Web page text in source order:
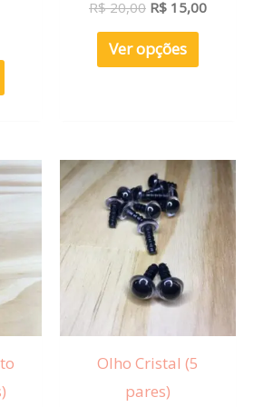
produto
R$20,00 R$ 15,00
Ver opções
na
do
Olho Cristal (5
pares)
Faixa
de
preço:
R$ 3,50
R$ 4,00
tem
várias
As
opções